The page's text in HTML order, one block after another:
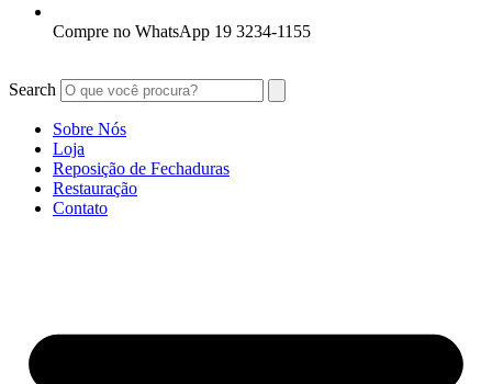
Compre no WhatsApp 19 3234-1155
Search
Sobre Nós
Loja
Reposição de Fechaduras
Restauração
Contato